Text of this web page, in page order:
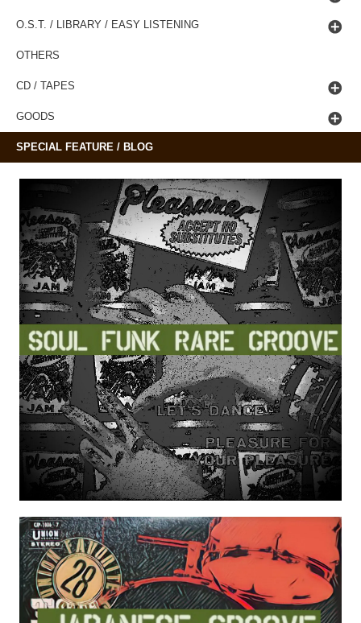
O.S.T. / LIBRARY / EASY LISTENING
OTHERS
CD / TAPES
GOODS
SPECIAL FEATURE / BLOG